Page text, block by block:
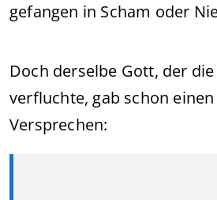
gefangen in Scham oder
Doch derselbe Gott, der
verfluchte, gab schon
Versprechen: